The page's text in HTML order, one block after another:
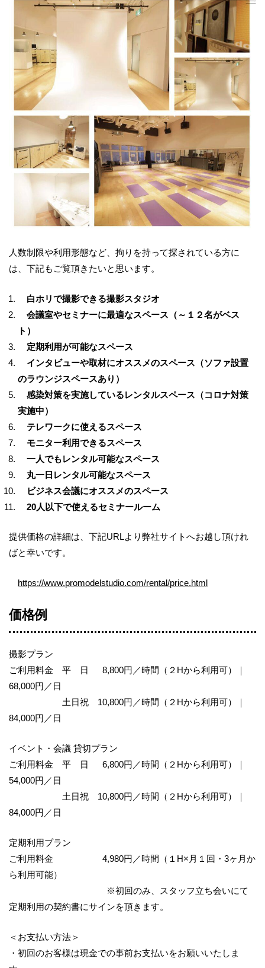
人数制限や利用形態など、拘りを持って探されている方に
は、下記もご覧頂きたいと思います。
白ホリで撮影できる撮影スタジオ
会議室やセミナーに最適なスペース（～１２名がベス
ト）
定期利用が可能なスペース
インタビューや取材にオススメのスペース（ソファ設置
のラウンジスペースあり）
感染対策を実施しているレンタルスペース（コロナ対策
実施中）
テレワークに使えるスペース
モニター利用できるスペース
一人でもレンタル可能なスペース
丸一日レンタル可能なスペース
ビジネス会議にオススメのスペース
20人以下で使えるセミナールーム
提供価格の詳細は、下記URLより弊社サイトへお越し頂けれ
ばと幸いです。
https://www.promodelstudio.com/rental/price.html
価格例
撮影プラン
ご利用料金 平 日
8,800円／時間（２ Hから利用可）
｜
68,000円／日
土日祝 10,800円／時間 （２ Hから利用可）
｜
84,000円／日
イベント・会議 貸切プラン
ご利用料金 平 日
6,800円／時間（２ Hから利用可）
｜
54,000円／日
土日祝 10,800円／時間 （２ Hから利用可）
｜
84,000円／日
定期利用プラン
ご利用料金
4,980円／時間（１ H× 月１回・ 3ヶ月か
ら利用可能）
※初回のみ、スタッフ立ち会いにて
定期利用の契約書にサインを頂きます。
＜お支払い方法＞
・初回のお客様は現金での事前お支払いをお願いいたしま